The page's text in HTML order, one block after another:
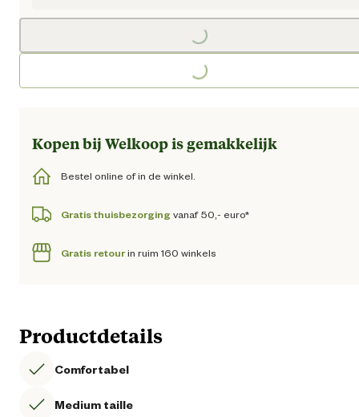
Loading...
Loading...
Kopen bij Welkoop is gemakkelijk
Bestel online of in de winkel.
Gratis thuisbezorging vanaf 50,- euro*
Gratis retourin ruim 160 winkels
Productdetails
Comfortabel
Medium taille